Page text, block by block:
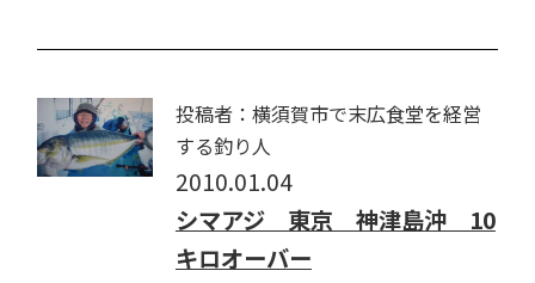
投稿者：横須賀市で末広食堂を経営
する釣り人
2010.01.04
シマアジ 東京 神津島沖 10
キロオーバー